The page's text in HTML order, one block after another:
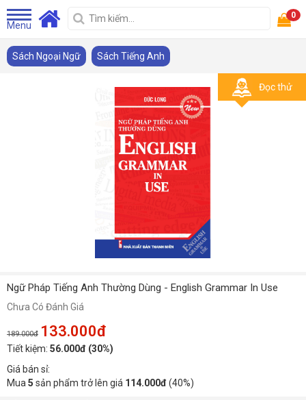
Menu
0
Sách Ngoại Ngữ Sách Tiếng Anh
Đọc thử
Ngữ Pháp Tiếng Anh Thường Dùng - English Grammar In Use
Chưa Có Đánh Giá
189.000đ 133.000đ
Tiết kiệm: 56.000đ (30%)
Giá bán sỉ:
Mua 5 sản phẩm trở lên giá 114.000đ (40%)